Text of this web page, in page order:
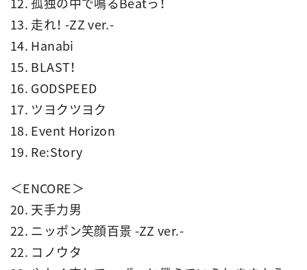
13. 走れ！ -ZZ ver.-
14. Hanabi
15. BLAST！
16. GODSPEED
17. ツヨクツヨク
18. Event Horizon
19. Re:Story
＜ENCORE＞
20. 天手力男
22. ニッポン笑顔百景 -ZZ ver.-
22. コノウタ